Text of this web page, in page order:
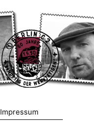
Impressum